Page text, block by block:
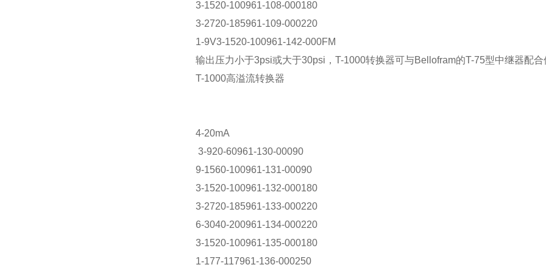
3-1520-100961-108-000180
3-2720-185961-109-000220
1-9V3-1520-100961-142-000FM
输出压力小于3psi或大于30psi，T-1000转换器可与Bellofram的T-75型中继器配合
T-1000高溢流转换器
4-20mA
3-920-60961-130-00090
9-1560-100961-131-00090
3-1520-100961-132-000180
3-2720-185961-133-000220
6-3040-200961-134-000220
3-1520-100961-135-000180
1-177-117961-136-000250